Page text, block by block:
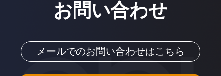
お問い合わせ
メールでのお問い合わせはこちら